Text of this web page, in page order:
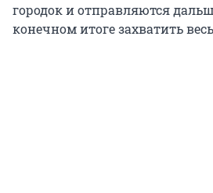
городок и отправляются
конечном итоге захватить